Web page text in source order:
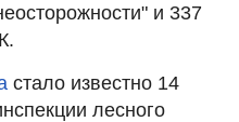
и 337
стало известно 14
лесного